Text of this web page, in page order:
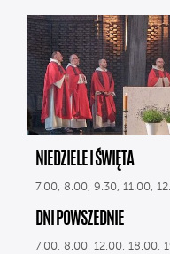
NIEDZIELE I ŚWIĘTA
7.00, 8.00, 9.30, 11.00,
DNI POWSZEDNIE
7.00, 8.00, 12.00, 18.00,